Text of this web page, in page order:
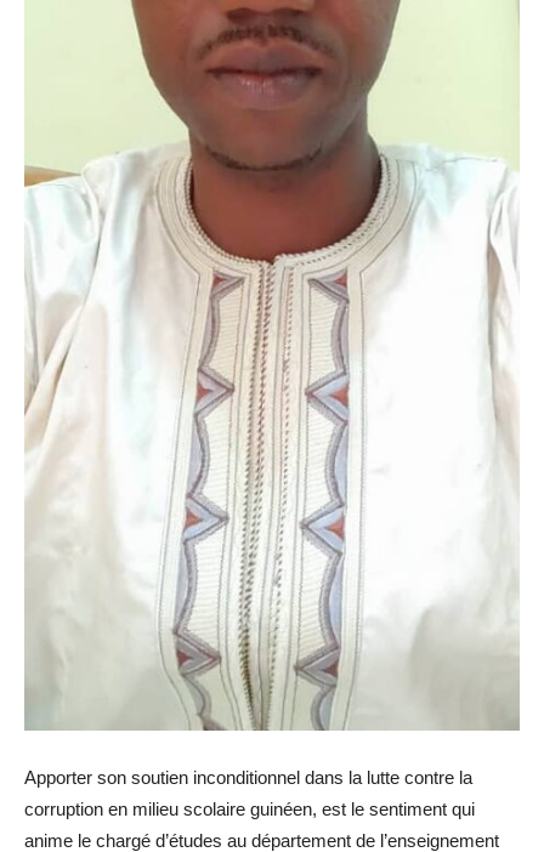
Apporter son soutien inconditionnel dans la lutte contre la
corruption en milieu scolaire guinéen, est le sentiment qui
anime le chargé d’études au département de l’enseignement